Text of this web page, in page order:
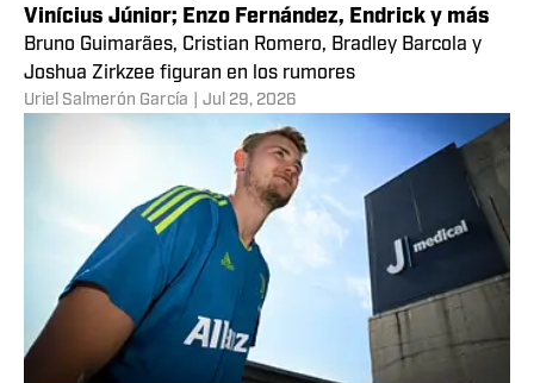
Vinícius Júnior; Enzo Fernández, Endrick y más
Bruno Guimarães, Cristian Romero, Bradley Barcola y
Joshua Zirkzee figuran en los rumores
Uriel Salmerón García Jul 29, 2026